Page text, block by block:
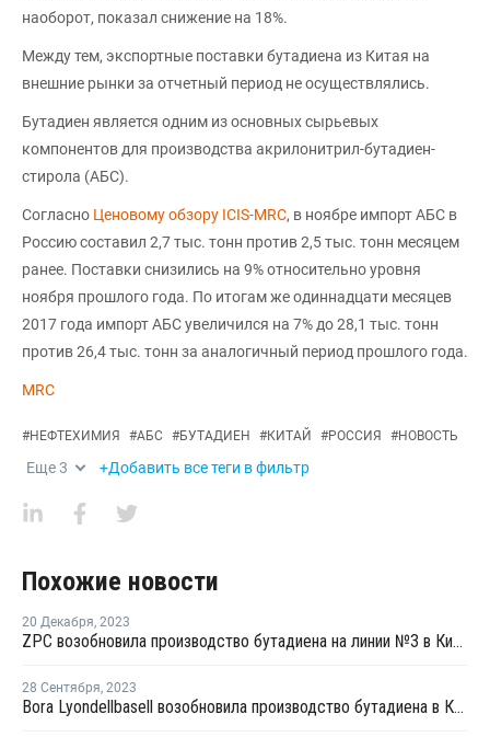
наоборот, показал снижение на 18%.
Между тем, экспортные поставки бутадиена из Китая на
внешние рынки за отчетный период не осуществлялись.
Бутадиен является одним из основных сырьевых
компонентов для производства акрилонитрил-бутадиен-
стирола (АБС).
Согласно Ценовому обзору ICIS-MRC, в ноябре импорт АБС в
Россию составил 2,7 тыс. тонн против 2,5 тыс. тонн месяцем
ранее. Поставки снизились на 9% относительно уровня
ноября прошлого года. По итогам же одиннадцати месяцев
2017 года импорт АБС увеличился на 7% до 28,1 тыс. тонн
против 26,4 тыс. тонн за аналогичный период прошлого года.
MRC
#НЕФТЕХИМИЯ #АБС #БУТАДИЕН #КИТАЙ #РОССИЯ #НОВОСТЬ
Еще3 +Добавить все теги в фильтр
Похожие новости
20 Декабря, 2023
ZPC возобновила производство бутадиена на линии №3 в Китае
28 Сентября, 2023
Bora Lyondellbasell возобновила производство бутадиена в Китае после ремонта